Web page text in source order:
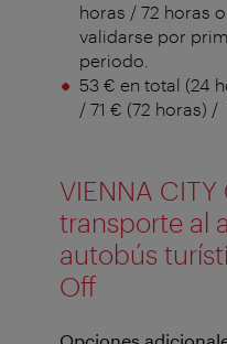
horas / 72 horas
validarse por
periodo.
53 € en total (24
/ 71 € (72 horas) /
VIENNA
transporte al
autobús
Off